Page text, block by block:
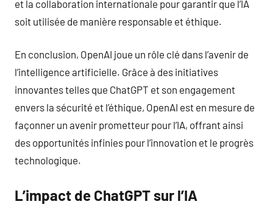
et la collaboration internationale pour garantir que l’IA
soit utilisée de manière responsable et éthique.
En conclusion, OpenAI joue un rôle clé dans l’avenir de
l’intelligence artificielle. Grâce à des initiatives
innovantes telles que ChatGPT et son engagement
envers la sécurité et l’éthique, OpenAI est en mesure de
façonner un avenir prometteur pour l’IA, offrant ainsi
des opportunités infinies pour l’innovation et le progrès
technologique.
L’impact de ChatGPT sur l’IA